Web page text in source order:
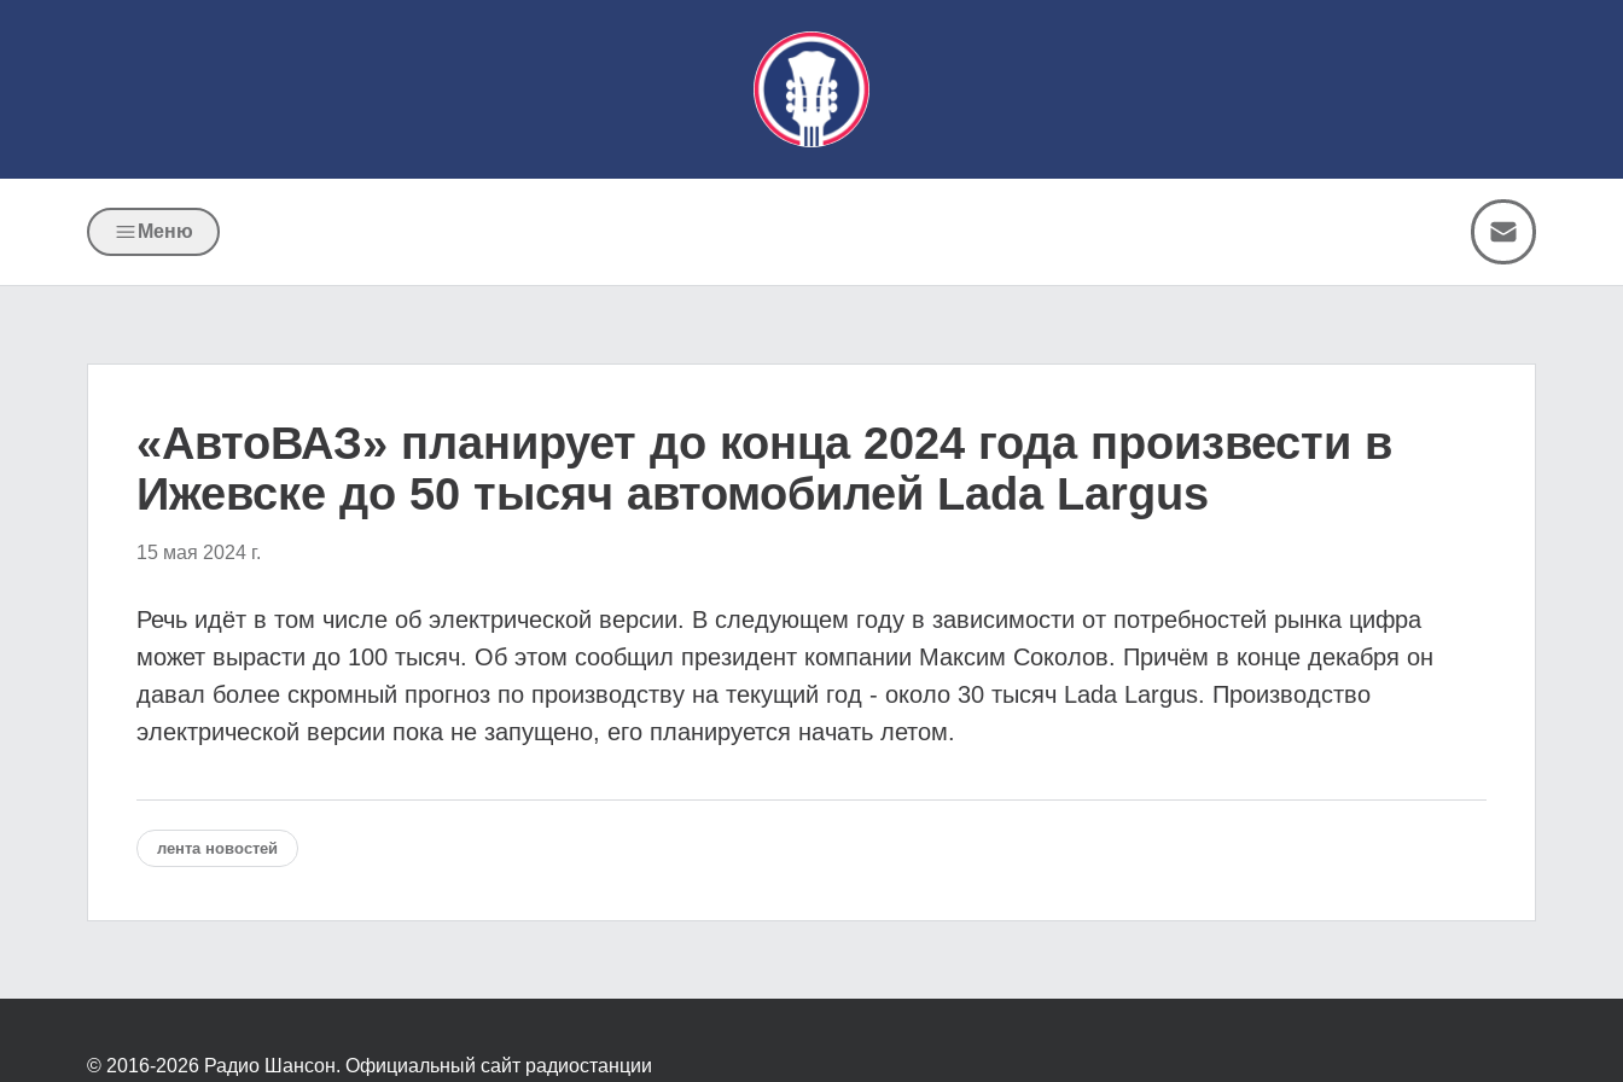
Меню
«АвтоВАЗ» планирует до конца 2024 года произвести в
Ижевске до 50 тысяч автомобилей Lada Largus
15 мая 2024 г.
Речь идёт в том числе об электрической версии. В следующем году в зависимости от потребностей рынка цифра
может вырасти до 100 тысяч. Об этом сообщил президент компании Максим Соколов. Причём в конце декабря он
давал более скромный прогноз по производству на текущий год - около 30 тысяч Lada Largus. Производство
электрической версии пока не запущено, его планируется начать летом.
лента новостей
© 2016-2026 Радио Шансон. Официальный сайт радиостанции